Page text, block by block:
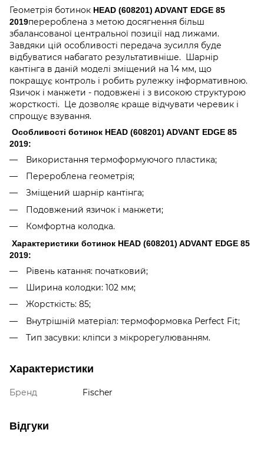
Геометрія ботинок HEAD (608201) ADVANT EDGE 85
2019перероблена з метою досягнення більш
збалансованої центральної позиції над лижами.
Завдяки цій особливості передача зусилля буде
відбуватися набагато результативніше. Шарнір
кантінга в даній моделі зміщений на 14 мм, що
покращує контроль і робить рулежку інформативною.
Язичок і манжети - подовжені і з високою структурою
жорсткості. Це дозволяє краще відчувати черевик і
спрощує взування.
Особливості ботинок HEAD (608201) ADVANT EDGE 85
2019:
Використання термоформуючого пластика;
Перероблена геометрія;
Зміщений шарнір кантінга;
Подовжений язичок і манжети;
Комфортна колодка.
Характеристики ботинок HEAD (608201) ADVANT EDGE 85
2019:
Рівень катання: початковий;
Ширина колодки: 102 мм;
Жорсткість: 85;
Внутрішній матеріал: термоформовка Perfect Fit;
Тип засувки: кліпси з мікрорегулюванням.
Характеристики
Бренд Fischer
Відгуки